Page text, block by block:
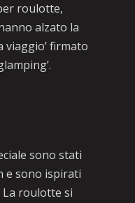
roulotte,
alzato la
viaggio’ firmato
sono stati
e sono ispirati
La roulotte si